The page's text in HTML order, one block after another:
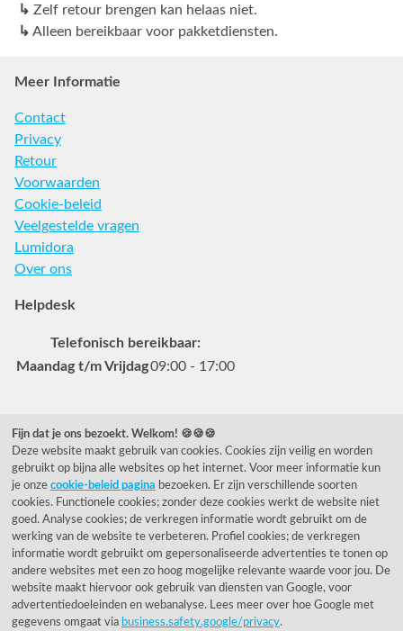
↳ Zelf retour brengen kan helaas niet.
↳ Alleen bereikbaar voor pakketdiensten.
Meer Informatie
Contact
Privacy
Retour
Voorwaarden
Cookie-beleid
Veelgestelde vragen
Lumidora
Over ons
Helpdesk
Telefonisch bereikbaar:
Maandag t/m Vrijdag09:00 - 17:00
Veelgestelde vragen
0031 78 615 44 15
helpdesk@rietveldlicht.nl
Facebook InstagramPinterest
Klantwaardering
"Zeer goed" - eKomi.be
Fijn dat je ons bezoekt. Welkom! 🍪🍪🍪
Deze website maakt gebruik van cookies. Cookies zijn veilig en worden
gebruikt op bijna alle websites op het internet. Voor meer informatie kun
je onze cookie-beleid pagina bezoeken. Er zijn verschillende soorten
cookies. Functionele cookies; zonder deze cookies werkt de website niet
goed. Analyse cookies; de verkregen informatie wordt gebruikt om de
werking van de website te verbeteren. Profiel cookies; de verkregen
informatie wordt gebruikt om gepersonaliseerde advertenties te tonen op
andere websites met een zo hoog mogelijke relevante waarde voor jou. De
website maakt hiervoor ook gebruik van diensten van Google, voor
advertentiedoeleinden en webanalyse. Lees meer over hoe Google met
gegevens omgaat via business.safety.google/privacy.